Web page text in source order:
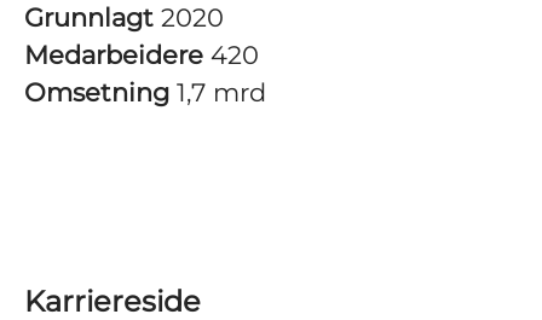
Grunnlagt 2020
Medarbeidere 420
Omsetning 1,7 mrd
Karriereside